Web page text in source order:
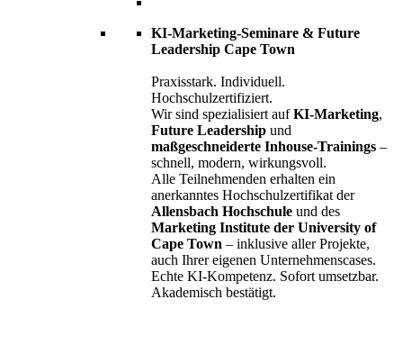
KI-Marketing-Seminare & Future
Leadership Cape Town
Praxisstark. Individuell.
Hochschulzertifiziert.
Wir sind spezialisiert aufKI-Marketing,
Future Leadership und
maßgeschneiderte Inhouse-Trainings –
schnell, modern, wirkungsvoll.
Alle Teilnehmenden erhalten ein
anerkanntes Hochschulzertifikat der
Allensbach Hochschule und des
Marketing Institute der University of
Cape Town – inklusive aller Projekte,
auch Ihrer eigenen Unternehmenscases.
Echte KI-Kompetenz. Sofort umsetzbar.
Akademisch bestätigt.